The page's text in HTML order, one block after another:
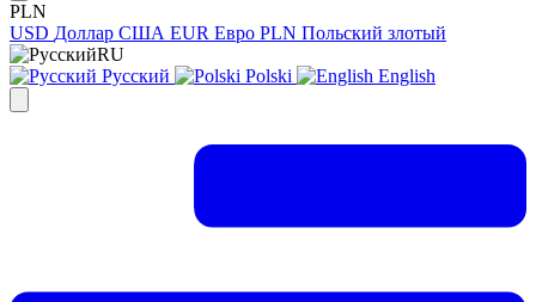
PLN
USD Доллар США EUR Евро PLN Польский злотый
RU
Русский
Polski English